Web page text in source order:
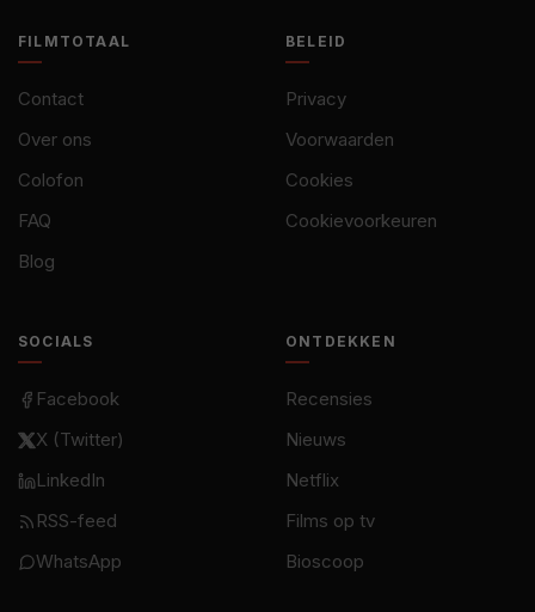
FILMTOTAAL
Contact
Over ons
Colofon
FAQ
Blog
BELEID
Privacy
Voorwaarden
Cookies
Cookievoorkeuren
SOCIALS
Facebook
X (Twitter)
LinkedIn
RSS-feed
WhatsApp
ONTDEKKEN
Recensies
Nieuws
Netflix
Films op tv
Bioscoop